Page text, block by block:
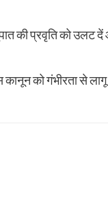
की प्रवृति को उलट दें
कानून को गंभीरता से